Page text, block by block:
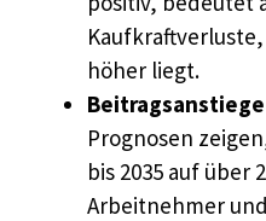
höher liegt.
Prognosen
bis 2035 auf über
Arbeitnehmer